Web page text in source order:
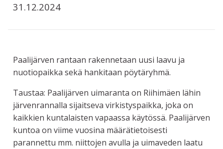
31.12.2024
Paalijärven rantaan rakennetaan uusi laavu ja
nuotiopaikka sekä hankitaan pöytäryhmä.
Taustaa: Paalijärven uimaranta on Riihimäen lähin
järvenrannalla sijaitseva virkistyspaikka, joka on
kaikkien kuntalaisten vapaassa käytössä. Paalijärven
kuntoa on viime vuosina määrätietoisesti
parannettu mm. niittojen avulla ja uimaveden laatu